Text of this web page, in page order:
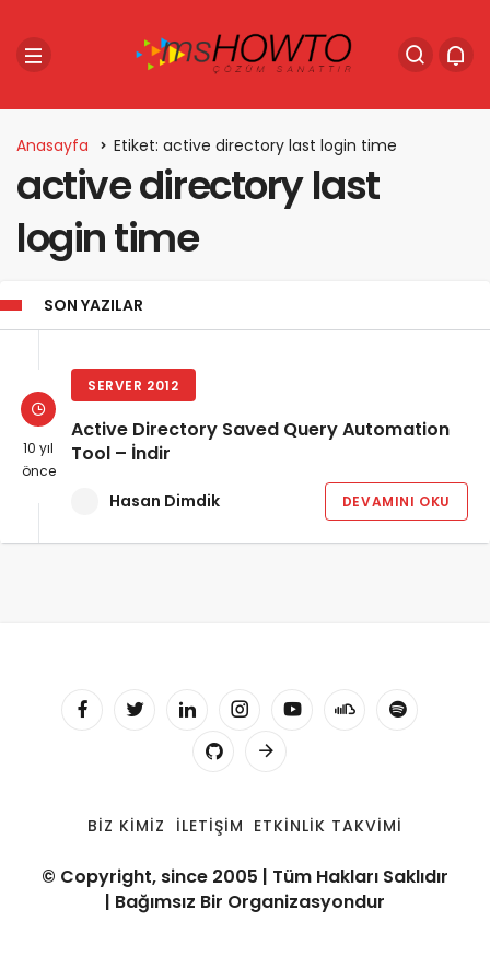
Anasayfa Etiket: active directory last login time
active directory last
login time
SON YAZILAR
10 yıl
önce
SERVER 2012
Active Directory Saved Query Automation
Tool – İndir
Hasan Dimdik DEVAMINI OKU
BIZ KIMIZ İLETIŞIM ETKINLIK TAKVIMI
© Copyright, since 2005 | Tüm Hakları Saklıdır
| Bağımsız Bir Organizasyondur